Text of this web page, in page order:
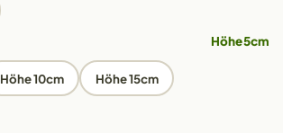
Höhe 5cm
Höhe 10cm Höhe 15cm